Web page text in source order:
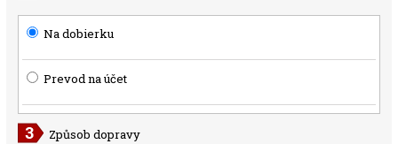
Na dobierku
Prevod na účet
Způsob dopravy